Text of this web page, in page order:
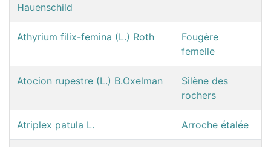
Hauenschild
Athyrium filix-femina (L.) Roth
Fougère
femelle
Atocion rupestre (L.) B.Oxelman
Silène des
rochers
Atriplex patula L. Arroche étalée